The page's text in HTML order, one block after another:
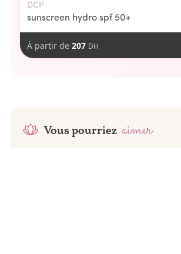
DCP
sunscreen hydro spf 50+
À partir de 207 DH
Vous pourriez aimer